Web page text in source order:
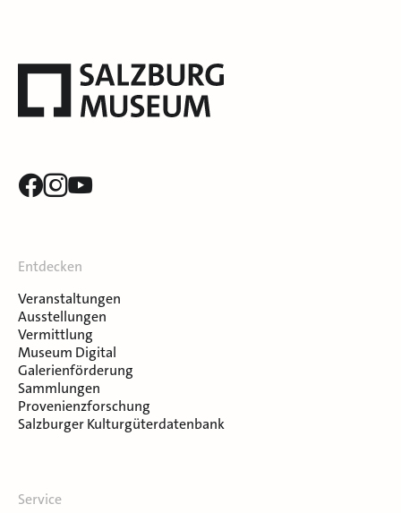
Entdecken
Veranstaltungen
Ausstellungen
Vermittlung
Museum Digital
Galerienförderung
Sammlungen
Provenienzforschung
Salzburger Kulturgüterdatenbank
Service